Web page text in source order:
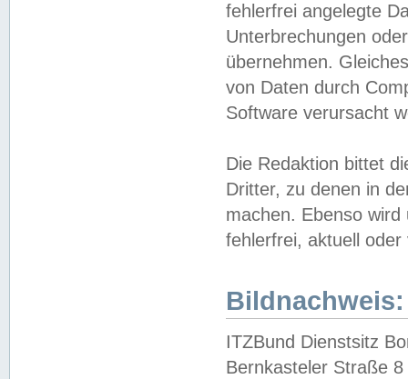
fehlerfrei angelegte
Unterbrechungen
übernehmen.
von Daten durch
Software verursacht
Die Redaktion bittet
Dritter, zu denen in
machen. Ebenso
fehlerfrei, aktuell oder
Bildnachweis:
ITZBund Dienstsitz
Bernkasteler Straße 8